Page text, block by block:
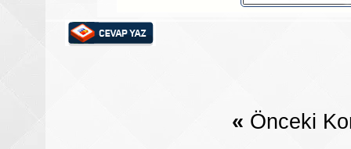
« Önceki